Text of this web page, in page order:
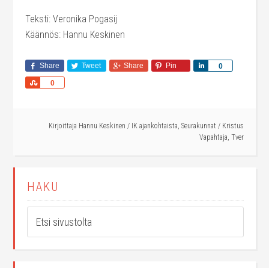
Teksti: Veronika Pogasij
Käännös: Hannu Keskinen
Share Tweet Share Pin 0
Share
0
Share
Kirjoittaja Hannu Keskinen / IK ajankohtaista, Seurakunnat / Kristus
Vapahtaja, Tver
HAKU